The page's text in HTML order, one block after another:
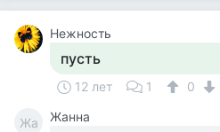
Нежность
пусть
12 лет 1 0
Жа Жанна